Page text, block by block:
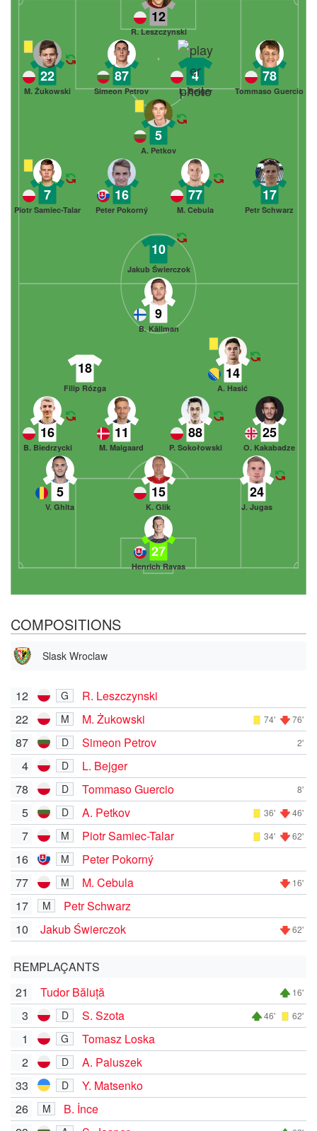
12
R. Leszczynski
78
Tommaso Guercio
4
L. Bejger
87
Simeon Petrov
22
M. Żukowski
5
A. Petkov
17
Petr Schwarz
77
M. Cebula
16
Peter Pokorný
7
Piotr Samiec-Talar
10
Jakub Świerczok
27
Henrich Ravas
5
V. Ghita
15
K. Glik
24
J. Jugas
16
B. Biedrzycki
11
M. Maigaard
88
P. Sokołowski
25
O. Kakabadze
18
Filip Rózga
14
A. Hasić
9
B. Källman
COMPOSITIONS
Slask Wroclaw
12 G
R. Leszczynski
22
M M. Żukowski 74' 76'
87 D Simeon Petrov 2'
4 D
L. Bejger
78
D Tommaso Guercio 8'
5 D A. Petkov 36' 46'
7 M Piotr Samiec-Talar 34' 62'
16 M
Peter Pokorný
77
M M. Cebula 16'
17 M
Petr Schwarz
10
Jakub Świerczok 62'
REMPLAÇANTS
21
Tudor Băluță 16'
3 D S. Szota 46' 62'
1 G
Tomasz Loska
2
D
A. Paluszek
33
D
Y. Matsenko
26
M
B. İnce